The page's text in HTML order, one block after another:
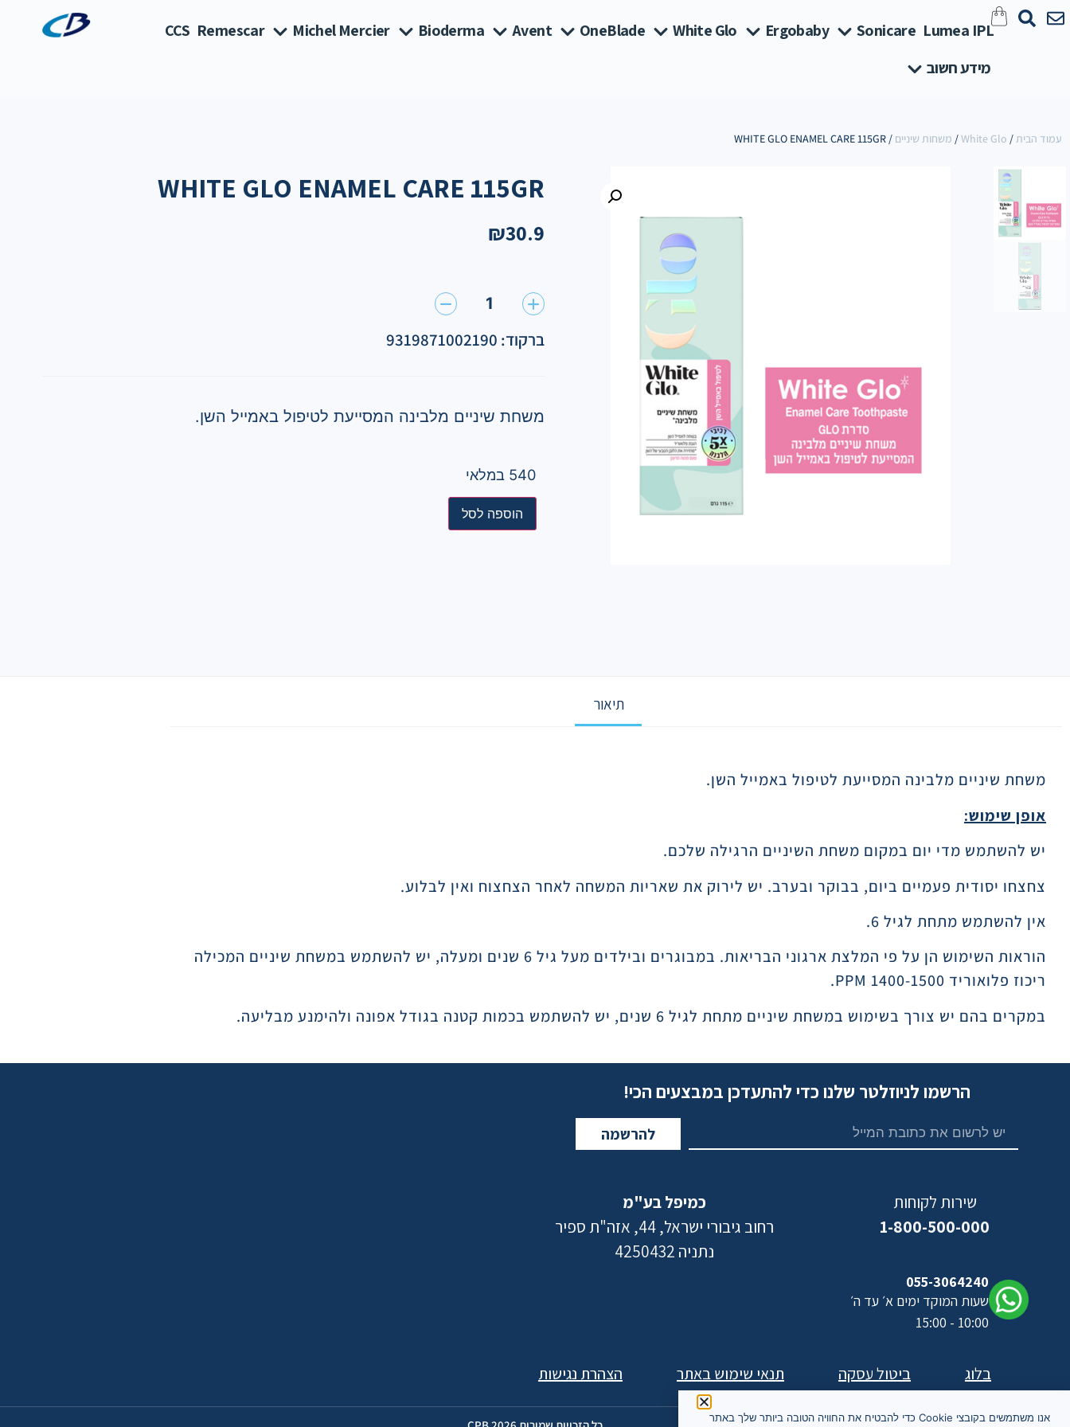
Lumea IPL
Sonicare
Ergobaby
White Glo
OneBlade
Avent
Bioderma
Michel Mercier
Remescar
CCS
מידע חשוב
עמוד הבית/
White Glo
/ משחות שיניים / WHITE GLO ENAMEL CARE 115GR
WHITE GLO ENAMEL CARE 115GR
₪30.9
1
ברקוד: 9319871002190
משחת שיניים מלבינה המסייעת לטיפול באמייל השן.
540 במלאי
הוספה לסל
תיאור
משחת שיניים מלבינה המסייעת לטיפול באמייל השן.
אופן שימוש:
יש להשתמש מדי יום במקום משחת השיניים הרגילה שלכם.
צחצחו יסודית פעמיים ביום, בבוקר ובערב. יש לירוק את שאריות המשחה לאחר הצחצוח ואין לבלוע.
אין להשתמש מתחת לגיל 6.
הוראות השימוש הן על פי המלצת ארגוני הבריאות. במבוגרים ובילדים מעל גיל 6 שנים ומעלה, יש להשתמש במשחת שיניים המכילה
ריכוז פלואוריד 1400-1500 PPM.
במקרים בהם יש צורך בשימוש במשחת שיניים מתחת לגיל 6 שנים, יש להשתמש בכמות קטנה בגודל אפונה ולהימנע מבליעה.
הרשמו לניוזלטר שלנו כדי להתעדכן במבצעים הכי!
להרשמה
שירות לקוחות
1-800-500-000
055-3064240
שעות המוקד ימים א׳ עד ה׳
10:00 - 15:00
כמיפל בע"מ
רחוב גיבורי ישראל, 44, אזה"ת ספיר
נתניה 4250432
בלוג ביטול עסקה תנאי שימוש באתר הצהרת נגישות
אנו משתמשים בקובצי Cookie כדי להבטיח את החוויה הטובה ביותר שלך באתר